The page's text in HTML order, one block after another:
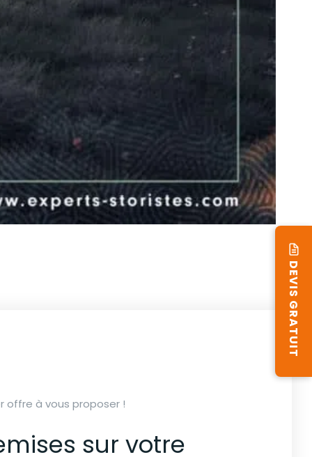
offre à vous proposer !
sur votre
DEVIS GRATUIT